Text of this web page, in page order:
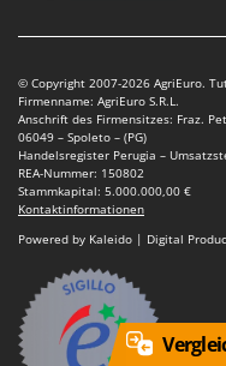
© Copyright 2007-2026 AgriEuro.
Firmenname: AgriEuro S.R.L.
Anschrift des Firmensitzes: Fraz.
06049 – Spoleto – (PG)
Handelsregister Perugia –
REA-Nummer: 150802
Stammkapital: 5.000.000,00 €
Kontaktinformationen
Powered by Kaleido | Digital